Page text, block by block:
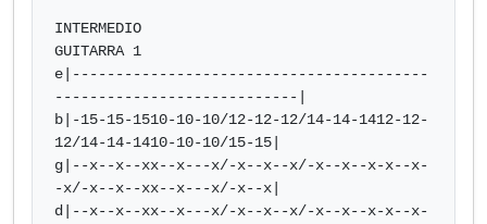
INTERMEDIO
GUITARRA 1
e|-----------------------------------------
----------------------------|
b|-15-15-1510-10-10/12-12-12/14-14-1412-12-
12/14-14-1410-10-10/15-15|
g|--x--x--xx--x---x/-x--x--x/-x--x--x-x--x-
-x/-x--x--xx--x---x/-x--x|
d|--x--x--xx--x---x/-x--x--x/-x--x--x-x--x-